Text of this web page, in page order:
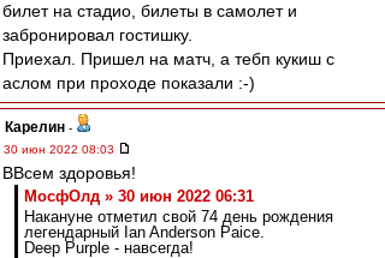
билет на стадио, билеты в самолет и
забронировал гостишку.
Приехал. Пришел на матч, а тебп кукиш с
аслом при проходе показали :-)
Карелин -
30 июн 2022 08:03
ВВсем здоровья!
МосфОлд » 30 июн 2022 06:31
Накануне отметил свой 74 день рождения
легендарный Ian Anderson Paice.
Deep Purple - навсегда!